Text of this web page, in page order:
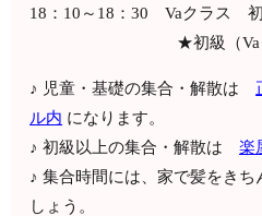
18：10～18：30 Vaクラス
★初級（Vaクラス
♪ 児童・基礎の集合・解散は
ル内 になります。
♪ 初級以上の集合・解散は楽
♪ 集合時間には、家で髪をきち
しょう。